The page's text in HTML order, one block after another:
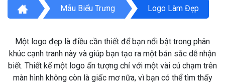
Mẫu Biểu Trưng Logo Làm Đẹp
Một logo đẹp là điều cần thiết để bạn nổi bật trong phân
khúc cạnh tranh này và giúp bạn tạo ra một bản sắc dễ nhận
biết. Thiết kế một logo ấn tượng chỉ với một vài cú chạm trên
màn hình không còn là giấc mơ nữa, vì bạn có thể tìm thấy